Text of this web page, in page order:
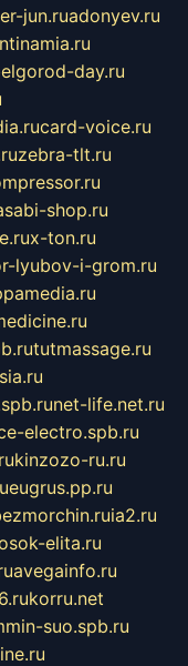
jun.ruadonyev.ru
day.ru
card-voice.ru
zebra-tlt.ru
shop.ru
x-ton.ru
lyubov-i-grom.ru
tutmassage.ru
net-life.net.ru
electro.spb.ru
kinzozo-ru.ru
eugrus.pp.ru
ia2.ru
elita.ru
avegainfo.ru
korru.net
suo.spb.ru